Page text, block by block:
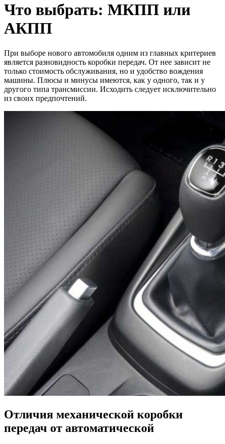
Что выбрать: МКПП или
АКПП
При выборе нового автомобиля одним из главных критериев
является разновидность коробки передач. От нее зависит не
только стоимость обслуживания, но и удобство вождения
машины. Плюсы и минусы имеются, как у одного, так и у
другого типа трансмиссии. Исходить следует исключительно
из своих предпочтений.
Отличия механической коробки
передач от автоматической